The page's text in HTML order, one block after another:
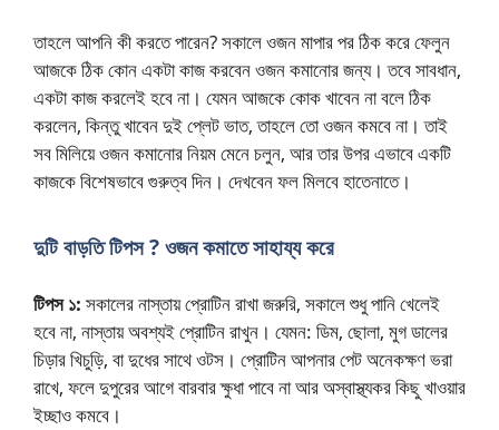
তাহলে আপনি কী করতে পারেন? সকালে ওজন মাপার পর ঠিক করে ফেলুন
আজকে ঠিক কোন একটা কাজ করবেন ওজন কমানোর জন্য। তবে সাবধান,
একটা কাজ করলেই হবে না। যেমন আজকে কোক খাবেন না বলে ঠিক
করলেন, কিন্তু খাবেন দুই প্লেট ভাত, তাহলে তো ওজন কমবে না। তাই
সব মিলিয়ে ওজন কমানোর নিয়ম মেনে চলুন, আর তার উপর এভাবে একটি
কাজকে বিশেষভাবে গুরুত্ব দিন। দেখবেন ফল মিলবে হাতেনাতে।
দুটি বাড়তি টিপস ? ওজন কমাতে সাহায্য করে
টিপস ১: সকালের নাস্তায় প্রোটিন রাখা জরুরি, সকালে শুধু পানি খেলেই
হবে না, নাস্তায় অবশ্যই প্রোটিন রাখুন। যেমন: ডিম, ছোলা, মুগ ডালের
চিড়ার খিচুড়ি, বা দুধের সাথে ওটস। প্রোটিন আপনার পেট অনেকক্ষণ ভরা
রাখে, ফলে দুপুরের আগে বারবার ক্ষুধা পাবে না আর অস্বাস্থ্যকর কিছু খাওয়ার
ইচ্ছাও কমবে।